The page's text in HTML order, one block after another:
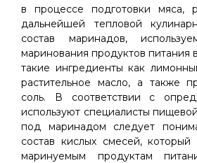
в процессе подготовки
дальнейшей тепловой
состав маринадов,
маринования продуктов питания
такие ингредиенты как
растительное масло, а также
соль. В соответствии с
используют специалисты
под маринадом следует
состав кислых смесей,
маринуемым продуктам